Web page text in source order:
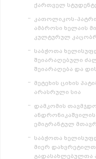
ქართველ
კათოლიკოს-
ამბროსი ხელაის
კულტურულ
საბჭოთა
შეიარაღებული
შეიარაღება და
მეტეხის ციხის
არასრული სია
დამკომის
ემიგრანტულ
საბჭოთა
მიერ
გადასახლებულთა